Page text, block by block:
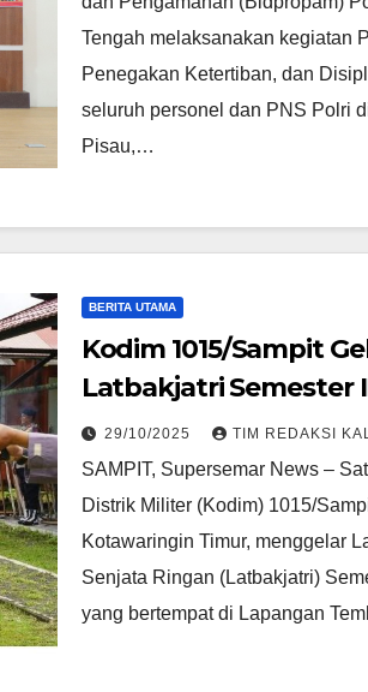
Tengah melaksanakan kegiatan
Penegakan Ketertiban, dan
seluruh personel dan PNS Polri
Pisau,…
BERITA UTAMA
Kodim 1015/Sampit
Latbakjatri Semester
dalam Meningkatkan
Keterampilan
29/10/2025 TIM REDAKSI
SAMPIT, Supersemar News –
Distrik Militer (Kodim) 1015/
Kotawaringin Timur, menggelar
Senjata Ringan (Latbakjatri)
yang bertempat di Lapangan